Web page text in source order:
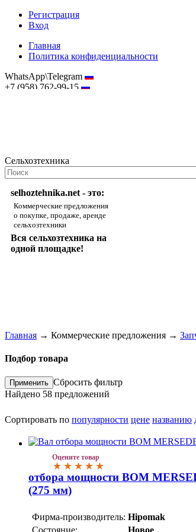
Регистрация
Вход
Главная
Политика конфиденциальности
WhatsApp\Telegram
+7 (958) 762-99-15
Сельхозтехника
selhoztehnika.net - это:
Коммерческие предложения
о покупке, продаже, аренде
сельхозтехники
Вся сельхозтехника на
одной площадке!
Главная → Коммерческие предложения →
Подбор товара
Сбросить фильтр
Найдено 58 предложений
Сортировать по популярности цене названию
Оцените товар
отбора мощности ВОМ
(275 мм)
Фирма-производитель: Hipomak
Состояние:
Новое